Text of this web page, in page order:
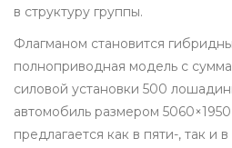
в структуру группы.
Флагманом становится
полноприводная модель с
силовой установки 500
автомобиль размером
предлагается как в пяти-, так и